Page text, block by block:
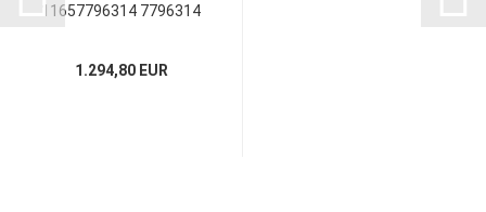
11657796314 7796314
1.294,80 EUR